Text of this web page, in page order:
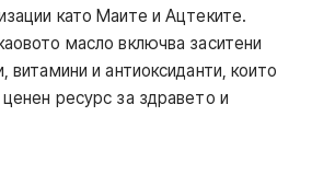
като Маите и Ацтеките.
масло включва заситени
витамини и антиоксиданти, които
ресурс за здравето и